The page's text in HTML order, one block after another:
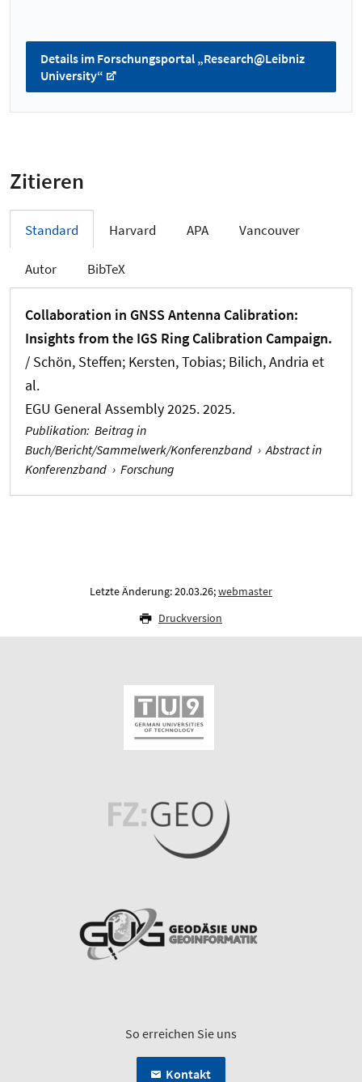
Details im Forschungsportal „Research@Leibniz
University“
Zitieren
Standard Harvard APA Vancouver
Autor BibTeX
Collaboration in GNSS Antenna Calibration:
Insights from the IGS Ring Calibration Campaign.
/ Schön, Steffen; Kersten, Tobias; Bilich, Andria et
al.
EGU General Assembly 2025. 2025.
Publikation: Beitrag in
Buch/Bericht/Sammelwerk/Konferenzband › Abstract in
Konferenzband › Forschung
Letzte Änderung: 20.03.26;webmaster
Druckversion
So erreichen Sie uns
Kontakt